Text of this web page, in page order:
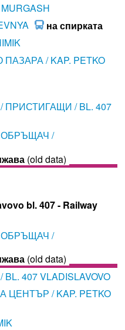
на спирката
/ KAP. PETKO
ПРИСТИГАЩИ / BL. 407
ОБРЪЩАЧ /
(old data)
bl. 407 - Railway
ОБРЪЩАЧ /
(old data)
407 VLADISLAVOVO
/ KAP. PETKO